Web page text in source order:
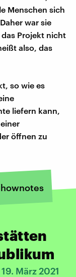
Menschen sich
war sie
Projekt nicht
also, das
so wie es
liefern kann,
öffnen zu
März 2021